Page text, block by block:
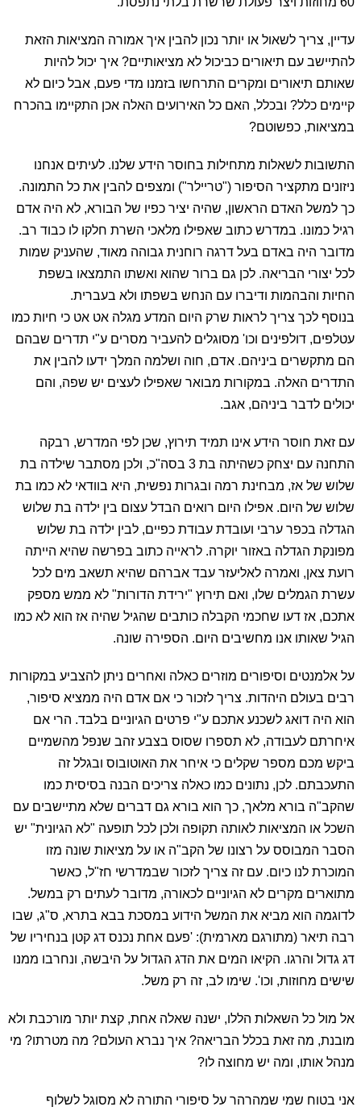
עדיין, צריך לשאול או יותר נכון להבין איך אמורה המציאות הזאת
להתיישב עם תיאורים כביכול לא מציאותיים? איך יכול להיות
שאותם תיאורים ומקרים התרחשו בזמנו מדי פעם, אבל כיום לא
קיימים כלל? ובכלל, האם כל האירועים האלה אכן התקיימו בהכרח
במציאות, כפשוטם?
התשובות לשאלות מתחילות בחוסר הידע שלנו. לעיתים אנחנו
ניזונים מתקציר הסיפור ("טריילר") ומצפים להבין את כל התמונה.
כך למשל האדם הראשון, שהיה יציר כפיו של הבורא, לא היה אדם
רגיל כמונו. במדרש כתוב שאפילו מלאכי השרת חלקו לו כבוד רב.
מדובר היה באדם בעל דרגה רוחנית גבוהה מאוד, שהעניק שמות
לכל יצורי הבריאה. לכן גם ברור שהוא ואשתו התמצאו בשפת
החיות והבהמות ודיברו עם הנחש בשפתו ולא בעברית.
בנוסף לכך צריך לראות שרק היום המדע מגלה אט אט כי חיות כמו
עטלפים, דולפינים וכו' מסוגלים להעביר מסרים ע"י תדרים שבהם
הם מתקשרים ביניהם. אדם, חוה ושלמה המלך ידעו להבין את
התדרים האלה. במקורות מבואר שאפילו לעצים יש שפה, והם
יכולים לדבר ביניהם, אגב.
עם זאת חוסר הידע אינו תמיד תירוץ, שכן לפי המדרש, רבקה
התחנה עם יצחק כשהיתה בת 3 בסה"כ, ולכן מסתבר שילדה בת
שלוש של אז, מבחינת רמה ובגרות נפשית, היא בוודאי לא כמו בת
שלוש של היום. אפילו היום רואים הבדל עצום בין ילדה בת שלוש
הגדלה בכפר ערבי ועובדת עבודת כפיים, לבין ילדה בת שלוש
מפונקת הגדלה באזור יוקרה. לראייה כתוב בפרשה שהיא הייתה
רועת צאן, ואמרה לאליעזר עבד אברהם שהיא תשאב מים לכל
עשרת הגמלים שלו, ואם תירוץ "ירידת הדורות" לא ממש מספק
אתכם, אז דעו שחכמי הקבלה כותבים שהגיל שהיה אז הוא לא כמו
הגיל שאותו אנו מחשיבים היום. הספירה שונה.
על אלמנטים וסיפורים מוזרים כאלה ואחרים ניתן להצביע במקורות
רבים בעולם היהדות. צריך לזכור כי אם אדם היה ממציא סיפור,
הוא היה דואג לשכנע אתכם ע"י פרטים הגיוניים בלבד. הרי אם
איחרתם לעבודה, לא תספרו שסוס בצבע זהב שנפל מהשמיים
ביקש מכם מספר שקלים כי איחר את האוטובוס ובגלל זה
התעכבתם. לכן, נתונים כמו כאלה צריכים הבנה בסיסית כמו
שהקב"ה בורא מלאך, כך הוא בורא גם דברים שלא מתיישבים עם
השכל או המציאות לאותה תקופה ולכן לכל תופעה "לא הגיונית" יש
הסבר המבוסס על רצונו של הקב"ה או על מציאות שונה מזו
המוכרת לנו כיום. עם זה צריך לזכור שבמדרשי חז"ל, כאשר
מתוארים מקרים לא הגיוניים לכאורה, מדובר לעתים רק במשל.
לדוגמה הוא מביא את המשל הידוע במסכת בבא בתרא, ס"ג, שבו
רבה תיאר (מתורגם מארמית): 'פעם אחת נכנס דג קטן בנחיריו של
דג גדול והרגו. הקיאו המים את הדג הגדול על היבשה, ונחרבו ממנו
שישים מחוזות, וכו'. שימו לב, זה רק משל.
אל מול כל השאלות הללו, ישנה שאלה אחת, קצת יותר מורכבת ולא
מובנת, מה זאת בכלל הבריאה? איך נברא העולם? מה מטרתו? מי
מנהל אותו, ומה יש מחוצה לו?
אני בטוח שמי שמהרהר על סיפורי התורה לא מסוגל לשלוף